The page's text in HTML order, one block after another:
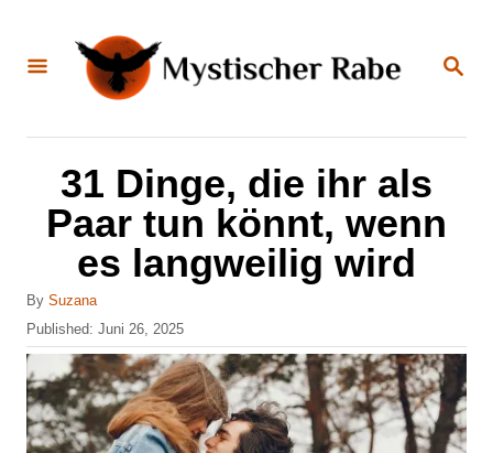
S
E
31 Dinge, die ihr als
Paar tun könnt, wenn
es langweilig wird
By A
u
t
o
r
Suzana
P
o
s
t
e
d
Published: Juni 26, 2025